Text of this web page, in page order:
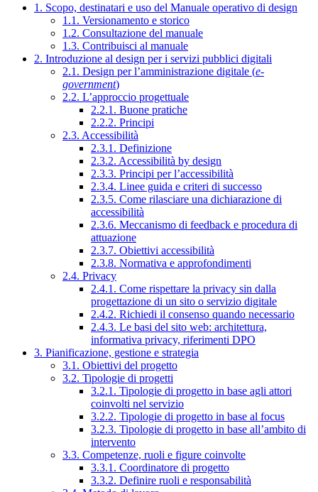
1. Scopo, destinatari e uso del Manuale operativo di design
1.1. Versionamento e storico
1.2. Consultazione del manuale
1.3. Contribuisci al manuale
2. Introduzione al design per i servizi pubblici digitali
2.1. Design per l’amministrazione digitale (e-
government)
2.2. L’approccio progettuale
2.2.1. Buone pratiche
2.2.2. Principi
2.3. Accessibilità
2.3.1. Definizione
2.3.2. Accessibilità by design
2.3.3. Principi per l’accessibilità
2.3.4. Linee guida e criteri di successo
2.3.5. Come rilasciare una dichiarazione di
accessibilità
2.3.6. Meccanismo di feedback e procedura di
attuazione
2.3.7. Obiettivi accessibilità
2.3.8. Normativa e approfondimenti
2.4. Privacy
2.4.1. Come rispettare la privacy sin dalla
progettazione di un sito o servizio digitale
2.4.2. Richiedi il consenso quando necessario
2.4.3. Le basi del sito web: architettura,
informativa privacy, riferimenti DPO
3. Pianificazione, gestione e strategia
3.1. Obiettivi del progetto
3.2. Tipologie di progetti
3.2.1. Tipologie di progetto in base agli attori
coinvolti nel servizio
3.2.2. Tipologie di progetto in base al focus
3.2.3. Tipologie di progetto in base all’ambito di
intervento
3.3. Competenze, ruoli e figure coinvolte
3.3.1. Coordinatore di progetto
3.3.2. Definire ruoli e responsabilità